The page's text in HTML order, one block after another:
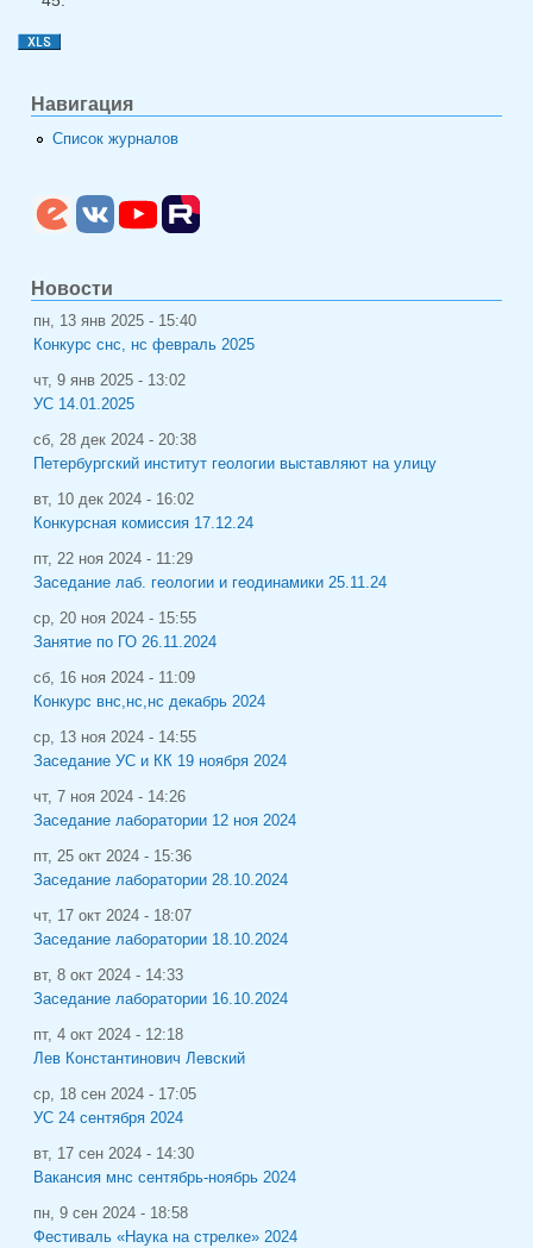
Навигация
Список журналов
Новости
пн, 13 янв 2025 - 15:40
Конкурс снс, нс февраль 2025
чт, 9 янв 2025 - 13:02
УС 14.01.2025
сб, 28 дек 2024 - 20:38
Петербургский институт геологии выставляют на улицу
вт, 10 дек 2024 - 16:02
Конкурсная комиссия 17.12.24
пт, 22 ноя 2024 - 11:29
Заседание лаб. геологии и геодинамики 25.11.24
ср, 20 ноя 2024 - 15:55
Занятие по ГО 26.11.2024
сб, 16 ноя 2024 - 11:09
Конкурс внс,нс,нс декабрь 2024
ср, 13 ноя 2024 - 14:55
Заседание УС и КК 19 ноября 2024
чт, 7 ноя 2024 - 14:26
Заседание лаборатории 12 ноя 2024
пт, 25 окт 2024 - 15:36
Заседание лаборатории 28.10.2024
чт, 17 окт 2024 - 18:07
Заседание лаборатории 18.10.2024
вт, 8 окт 2024 - 14:33
Заседание лаборатории 16.10.2024
пт, 4 окт 2024 - 12:18
Лев Константинович Левский
ср, 18 сен 2024 - 17:05
УС 24 сентября 2024
вт, 17 сен 2024 - 14:30
Вакансия мнс сентябрь-ноябрь 2024
пн, 9 сен 2024 - 18:58
Фестиваль «Наука на стрелке» 2024